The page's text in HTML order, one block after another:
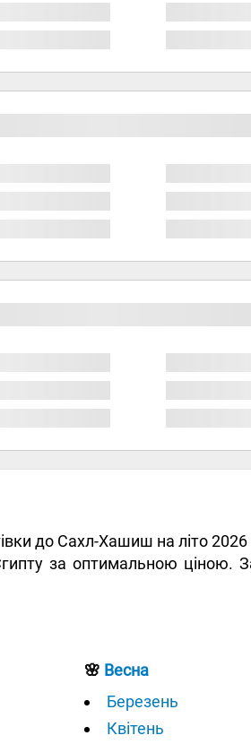
до Сахл-Хашиш на літо
за оптимальною
🌸 Весна
Березень
Квітень